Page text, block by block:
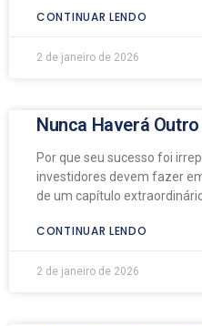
CONTINUAR LENDO
2 de janeiro de 2026
Nunca Haverá
Por que seu sucesso foi
investidores devem fazer
de um capítulo
CONTINUAR LENDO
2 de janeiro de 2026